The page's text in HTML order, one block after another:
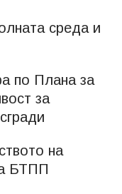
среда и
по Плана за
за
на
БТПП